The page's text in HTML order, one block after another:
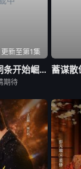
更新至第1集
妖魔乱世，从掠夺词条开始崛起
期待